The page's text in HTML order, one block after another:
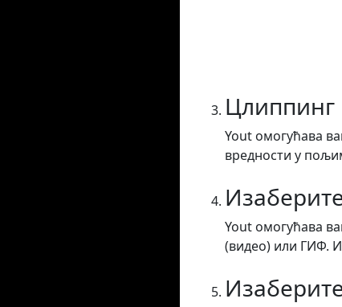
Цлиппинг
Yout омогућава
вредности у
Yout омогућава
(видео) или ГИФ.